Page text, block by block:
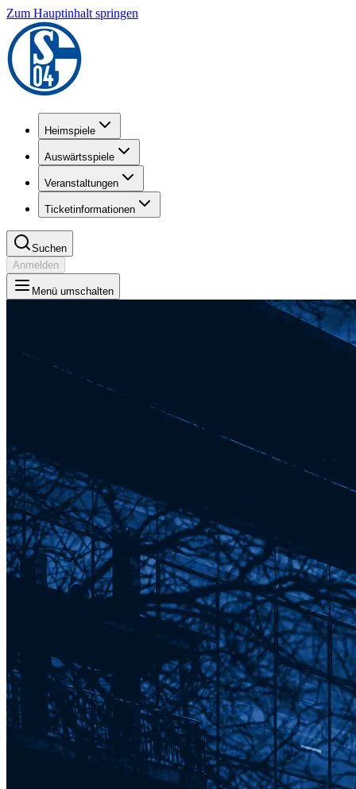
Zum Hauptinhalt springen
Heimspiele
Auswärtsspiele
Veranstaltungen
Ticketinformationen
Suchen
Anmelden
Menü umschalten